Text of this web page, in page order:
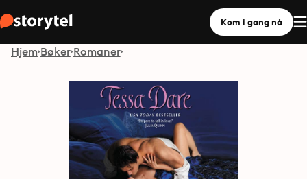
Kom i gang nå
Hjem Bøker Romaner